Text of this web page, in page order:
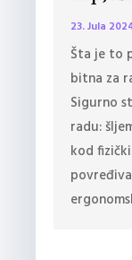
23. Jula
Šta je to
bitna za
Sigurno
radu:
kod